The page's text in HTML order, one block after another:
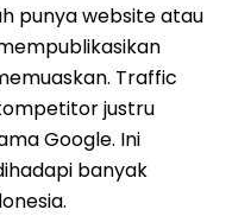
punya website atau
Traffic
justru
Google. Ini
banyak